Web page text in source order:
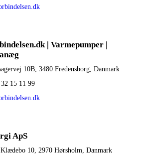
| Varmepumper |
10B, 3480 Fredensborg, Danmark
15 11 99
ApS
10, 2970 Hørsholm, Danmark